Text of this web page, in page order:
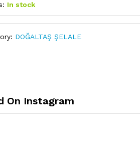
In stock
DOĞALTAŞ ŞELALE
On Instagram